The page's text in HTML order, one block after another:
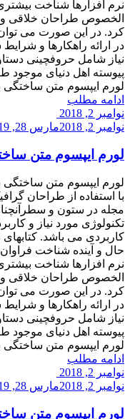
نرم افزارها شناخت
الخصوص طراحان خلاقی و
کرد. در این صورت می
در ارائه راهکارها و
نیاز شامل حروفچینی
پیوسته اهل دنیای موجود
لورم ایپسوم متن ساختگی
ادامه مطلب
نوامبر 2, 2018
نوامبر 2, 2018
مارس 28, 2019
لورم ایپسوم متن
لورم ایپسوم متن ساختگی
با استفاده از طراحان
مجله در ستون و
تکنولوژی مورد نیاز و
کاربردی می باشد.
حال و آینده شناخت
نرم افزارها شناخت
الخصوص طراحان خلاقی و
کرد. در این صورت می
در ارائه راهکارها و
نیاز شامل حروفچینی
پیوسته اهل دنیای موجود
لورم ایپسوم متن ساختگی
ادامه مطلب
نوامبر 2, 2018
نوامبر 2, 2018
مارس 28, 2019
لورم ایپسوم متن